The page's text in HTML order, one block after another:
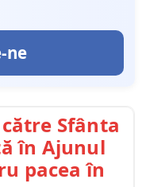
ne
Sfânta
în Ajunul
pacea în